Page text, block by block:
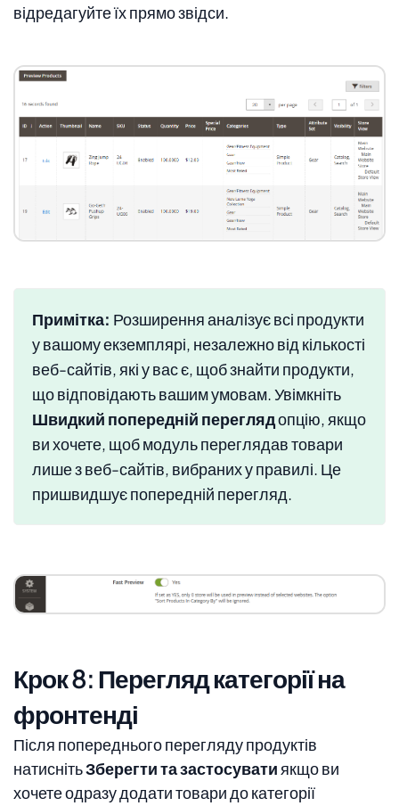
відредагуйте їх прямо звідси.
Примітка: Розширення аналізує всі продукти
у вашому екземплярі, незалежно від кількості
веб-сайтів, які у вас є, щоб знайти продукти,
що відповідають вашим умовам. Увімкніть
Швидкий попередній переглядопцію, якщо
ви хочете, щоб модуль переглядав товари
лише з веб-сайтів, вибраних у правилі. Це
пришвидшує попередній перегляд.
Крок 8: Перегляд категорії на
фронтенді
Після попереднього перегляду продуктів
натиснітьЗберегти та застосувати якщо ви
хочете одразу додати товари до категорії